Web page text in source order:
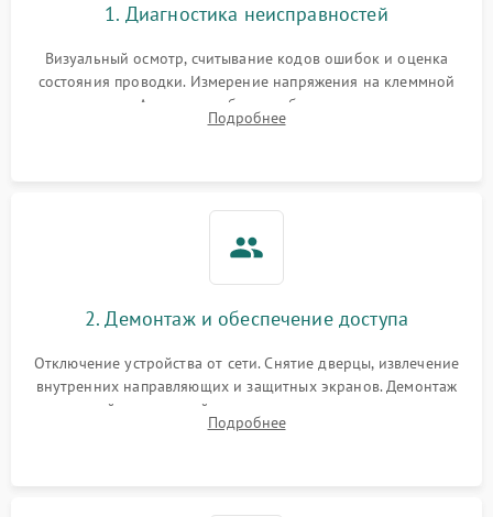
1. Диагностика неисправностей
Визуальный осмотр, считывание кодов ошибок и оценка
состояния проводки. Измерение напряжения на клеммной
колодке. Анализ жалоб на проблемы с нагревом,
конвекцией, панелью управления или блокировкой дверцы.
Подробнее
2. Демонтаж и обеспечение доступа
Отключение устройства от сети. Снятие дверцы, извлечение
внутренних направляющих и защитных экранов. Демонтаж
задней или верхней панели для прямого доступа к
нагревательным элементам, плате и вентиляторам.
Подробнее